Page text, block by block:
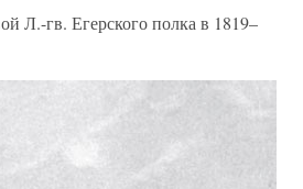
Л.-гв. Егерского полка в 1819–